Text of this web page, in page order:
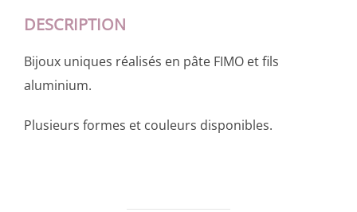
DESCRIPTION
Bijoux uniques réalisés en pâte FIMO et fils
aluminium.
Plusieurs formes et couleurs disponibles.